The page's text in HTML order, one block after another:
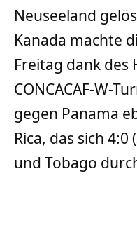
Neuseeland
Kanada machte
Freitag dank des
CONCACAF-W-
gegen Panama
Rica, das sich
und Tobago